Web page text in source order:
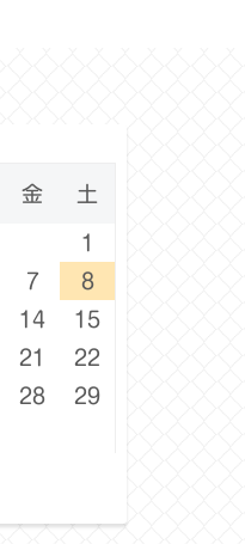
金 土
1
7
8
14
15
21
22
28
29